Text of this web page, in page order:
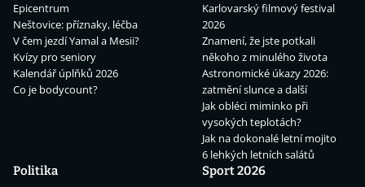
Epicentrum
Neštovice: příznaky, léčba
V čem jezdí Yamal a Mesii?
Kvízy pro seniory
Kalendář úplňků 2026
Co je bodycount?
Karlovarský filmový festival
2026
Znamení, že jste potkali
někoho z minulého života
Astronomické úkazy 2026:
zatmění slunce a další
Jak obléci miminko při
vysokých teplotách?
Jak na dokonalé letní mojito
6 lehkých letních salátů
Politika
Sport 2026